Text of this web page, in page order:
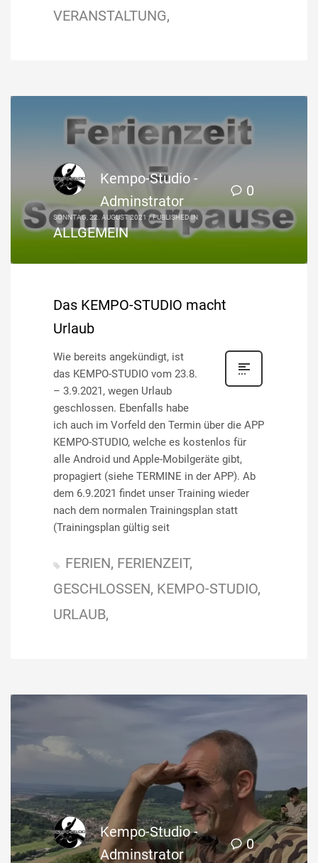
VERANSTALTUNG
0
Kempo-Studio -
Adminstrator
SONNTAG, 22. AUGUST 2021 /PUBLISHED IN
ALLGEMEIN
Das KEMPO-STUDIO macht
Urlaub
Wie bereits angekündigt, ist
das KEMPO-STUDIO vom 23.8.
– 3.9.2021, wegen Urlaub
geschlossen. Ebenfalls habe
ich auch im Vorfeld den Termin über die APP
KEMPO-STUDIO, welche es kostenlos für
alle Android und Apple-Mobilgeräte gibt,
propagiert (siehe TERMINE in der APP). Ab
dem 6.9.2021 findet unser Training wieder
nach dem normalen Trainingsplan statt
(Trainingsplan gültig seit
FERIEN FERIENZEIT
GESCHLOSSEN KEMPO-STUDIO
URLAUB
0
Kempo-Studio -
Adminstrator